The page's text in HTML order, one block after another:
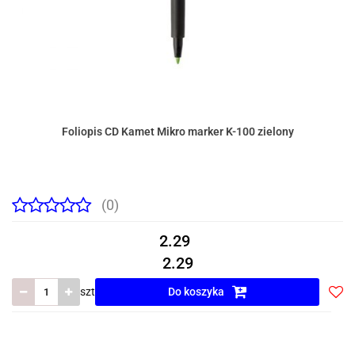
Foliopis CD Kamet Mikro marker K-100 zielony
(0)
2.29
2.29
szt Do koszyka